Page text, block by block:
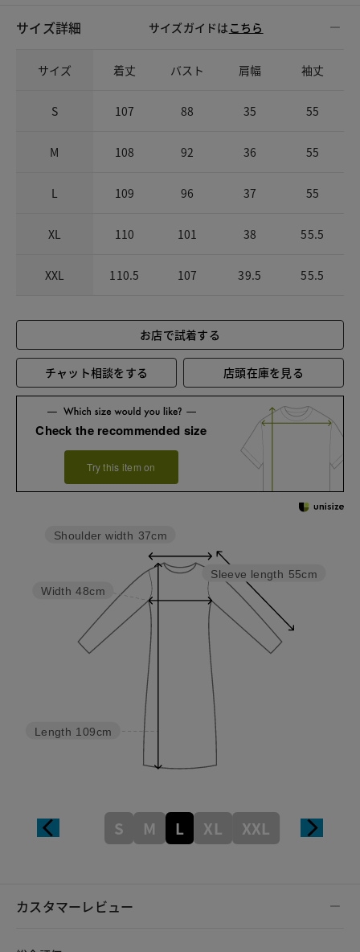
サイズ詳細 サイズガイドは こちら
サイズ 着丈 バスト 肩幅 袖丈
S 107 88 35 55
M 108 92 36 55
L 109 96 37 55
XL 110 101 38 55.5
XXL 110.5 107 39.5 55.5
お店で試着する
チャット相談をする 店頭在庫を見る
Check the recommended size
Try this item on
Sleeve length 55cm
Length 109cm
Width 48cm
Shoulder width 37cm
S M L XL XXL
カスタマーレビュー